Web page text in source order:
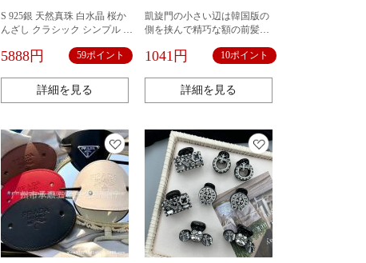
S 925銀 天然真珠 白水晶 桜か
んざし クラシック シンプル か
和装 浴衣 着物 ヘアアクセサリ
め髪 お土産 プレゼント
5888円 59ポイント
詳細を見る
凱旋門の小さい辺は韓国版の
側を挟んで精巧な額の前髪を
1041円 10ポイント
詳細を見る